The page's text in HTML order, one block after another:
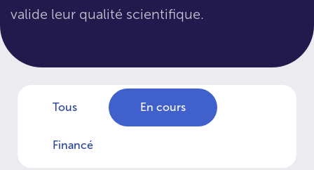
valide leur qualité scientifique.
Tous En cours
Financé